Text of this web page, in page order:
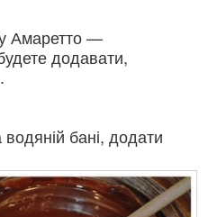
Амаретто —
додавати,
бані, додати